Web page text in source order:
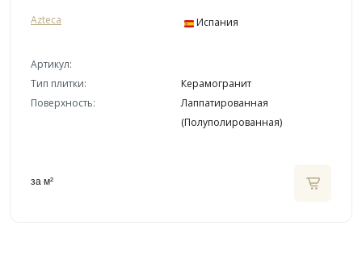
Azteca Испания
Артикул:
Тип плитки:
Керамогранит
Поверхность:
Лаппатированная
(Полуполированная)
за м²